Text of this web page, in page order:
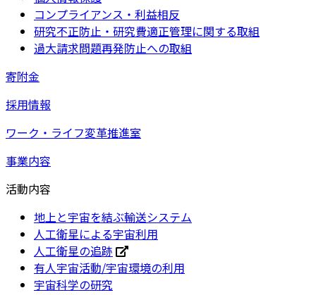
コンプライアンス・利益相反
研究不正防止・研究費適正管理に関する取組
過大請求問題再発防止への取組
寄附金
採用情報
ワーク・ライフ変革推進室
事業内容
活動内容
地上と宇宙を結ぶ輸送システム
人工衛星による宇宙利用
人工衛星の追跡
有人宇宙活動/宇宙環境の利用
宇宙科学の研究